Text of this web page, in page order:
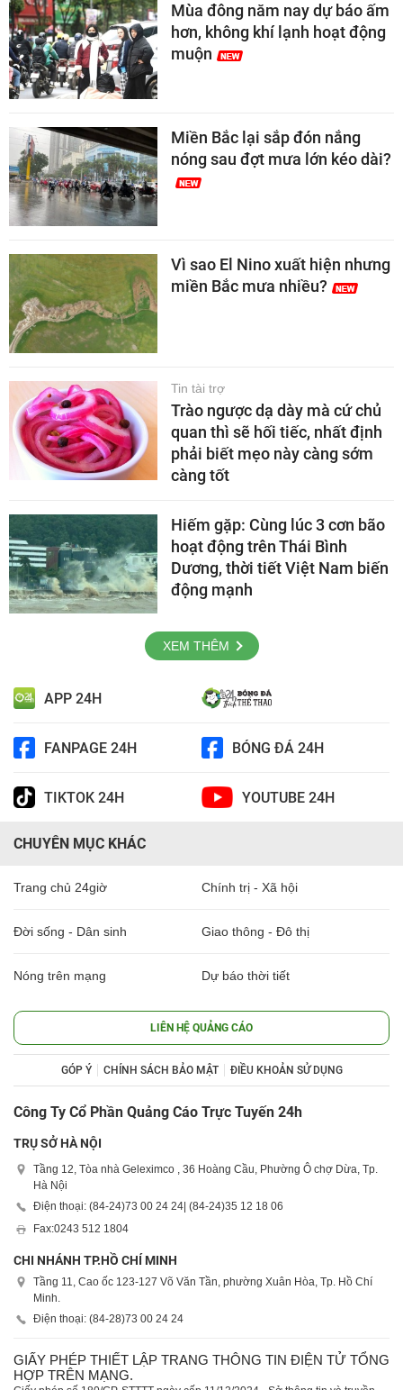
Mùa đông năm nay dự báo ấm
hơn, không khí lạnh hoạt động
muộn
Miền Bắc lại sắp đón nắng
nóng sau đợt mưa lớn kéo dài?
Vì sao El Nino xuất hiện nhưng
miền Bắc mưa nhiều?
Tin tài trợ
Trào ngược dạ dày mà cứ chủ
quan thì sẽ hối tiếc, nhất định
phải biết mẹo này càng sớm
càng tốt
Hiếm gặp: Cùng lúc 3 cơn bão
hoạt động trên Thái Bình
Dương, thời tiết Việt Nam biến
động mạnh
XEM THÊM
APP 24H
FANPAGE 24H BÓNG ĐÁ 24H
TIKTOK 24H YOUTUBE 24H
CHUYÊN MỤC KHÁC
Trang chủ 24giờ Chính trị - Xã hội
Đời sống - Dân sinh Giao thông - Đô thị
Nóng trên mạng Dự báo thời tiết
LIÊN HỆ QUẢNG CÁO
GÓP Ý CHÍNH SÁCH BẢO MẬT ĐIỀU KHOẢN SỬ DỤNG
Công Ty Cổ Phần Quảng Cáo Trực Tuyến 24h
TRỤ SỞ HÀ NỘI
Tầng 12, Tòa nhà Geleximco , 36 Hoàng Cầu, Phường Ô chợ Dừa, Tp.
Hà Nội
Điện thoại: (84-24)73 00 24 24 | (84-24)35 12 18 06
Fax:0243 512 1804
CHI NHÁNH TP.HỒ CHÍ MINH
Tầng 11, Cao ốc 123-127 Võ Văn Tần, phường Xuân Hòa, Tp. Hồ Chí
Minh.
Điện thoại: (84-28)73 00 24 24
GIẤY PHÉP THIẾT LẬP TRANG THÔNG TIN ĐIỆN TỬ TỔNG
HỢP TRÊN MẠNG.